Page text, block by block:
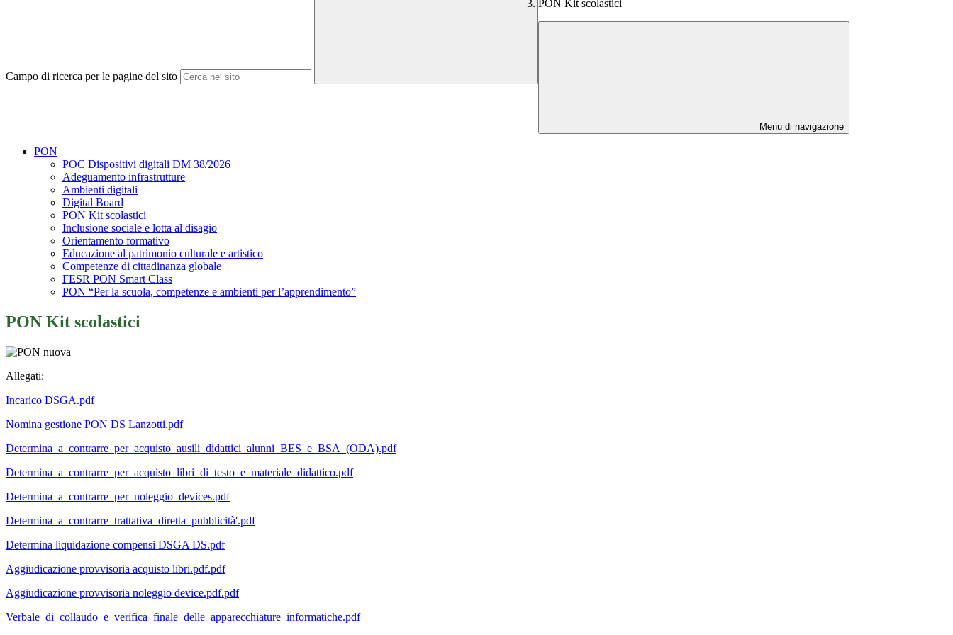
Campo di ricerca per le pagine del sito
PON Kit scolastici
Menu di navigazione
PON
POC Dispositivi digitali DM 38/2026
Adeguamento infrastrutture
Ambienti digitali
Digital Board
PON Kit scolastici
Inclusione sociale e lotta al disagio
Orientamento formativo
Educazione al patrimonio culturale e artistico
Competenze di cittadinanza globale
FESR PON Smart Class
PON “Per la scuola, competenze e ambienti per l’apprendimento”
PON Kit scolastici
Allegati:
Incarico DSGA.pdf
Nomina gestione PON DS Lanzotti.pdf
Determina_a_contrarre_per_acquisto_ausili_didattici_alunni_BES_e_BSA_(ODA).pdf
Determina_a_contrarre_per_acquisto_libri_di_testo_e_materiale_didattico.pdf
Determina_a_contrarre_per_noleggio_devices.pdf
Determina_a_contrarre_trattativa_diretta_pubblicità'.pdf
Determina liquidazione compensi DSGA DS.pdf
Aggiudicazione provvisoria acquisto libri.pdf.pdf
Aggiudicazione provvisoria noleggio device.pdf.pdf
Verbale_di_collaudo_e_verifica_finale_delle_apparecchiature_informatiche.pdf